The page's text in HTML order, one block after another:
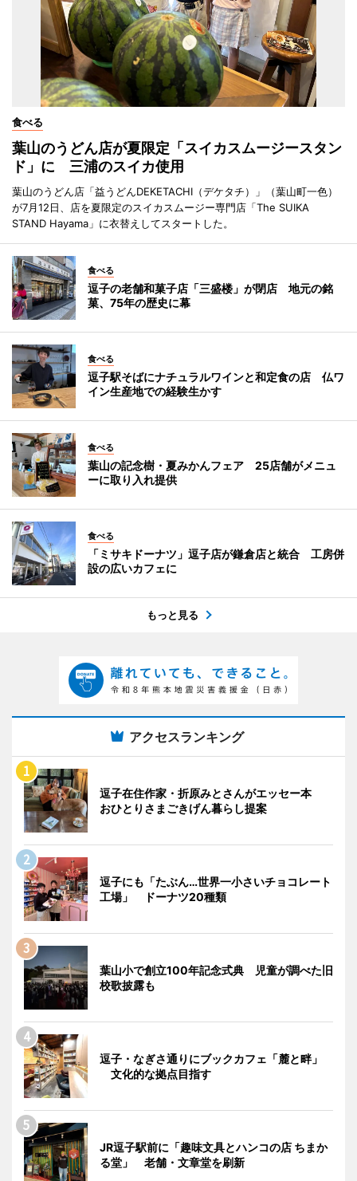
食べる
葉山のうどん店が夏限定「スイカスムージースタン
ド」に 三浦のスイカ使用
葉山のうどん店「益うどんDEKETACHI（デケタチ）」（葉山町一色）
が7月12日、店を夏限定のスイカスムージー専門店「The SUIKA
STAND Hayama」に衣替えしてスタートした。
食べる
逗子の老舗和菓子店「三盛楼」が閉店 地元の銘
菓、75年の歴史に幕
食べる
逗子駅そばにナチュラルワインと和定食の店 仏ワ
イン生産地での経験生かす
食べる
葉山の記念樹・夏みかんフェア 25店舗がメニュ
ーに取り入れ提供
食べる
「ミサキドーナツ」逗子店が鎌倉店と統合 工房併
設の広いカフェに
もっと見る
アクセスランキング
逗子在住作家・折原みとさんがエッセー本
おひとりさまごきげん暮らし提案
逗子にも「たぶん…世界一小さいチョコレート
工場」 ドーナツ20種類
葉山小で創立100年記念式典 児童が調べた旧
校歌披露も
逗子・なぎさ通りにブックカフェ「麓と畔」
文化的な拠点目指す
JR逗子駅前に「趣味文具とハンコの店 ちまか
る堂」 老舗・文章堂を刷新